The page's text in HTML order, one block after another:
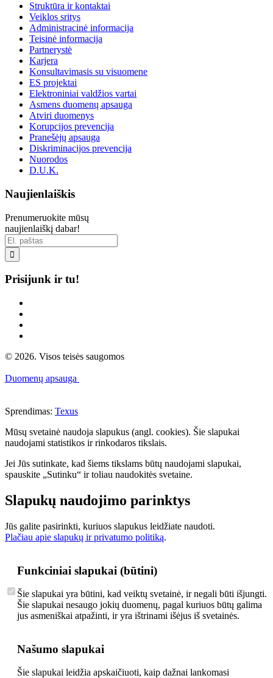
Struktūra ir kontaktai
Veiklos sritys
Administracinė informacija
Teisinė informacija
Partnerystė
Karjera
Konsultavimasis su visuomene
ES projektai
Elektroniniai valdžios vartai
Asmens duomenų apsauga
Atviri duomenys
Korupcijos prevencija
Pranešėjų apsauga
Diskriminacijos prevencija
Nuorodos
D.U.K.
Naujienlaiškis
Prenumeruokite mūsų
naujienlaiškį dabar!

Prisijunk ir tu!
© 2026. Visos teisės saugomos
Duomenų apsauga
Sprendimas: Texus
Mūsų svetainė naudoja slapukus (angl. cookies). Šie slapukai
naudojami statistikos ir rinkodaros tikslais.
Jei Jūs sutinkate, kad šiems tikslams būtų naudojami slapukai,
spauskite „Sutinku“ ir toliau naudokitės svetaine.
Slapukų naudojimo parinktys
Jūs galite pasirinkti, kuriuos slapukus leidžiate naudoti.
Plačiau apie slapukų ir privatumo politiką.
Funkciniai slapukai (būtini)
Šie slapukai yra būtini, kad veiktų svetainė, ir negali būti išjungti.
Šie slapukai nesaugo jokių duomenų, pagal kuriuos būtų galima
jus asmeniškai atpažinti, ir yra ištrinami išėjus iš svetainės.
Našumo slapukai
Šie slapukai leidžia apskaičiuoti, kaip dažnai lankomasi